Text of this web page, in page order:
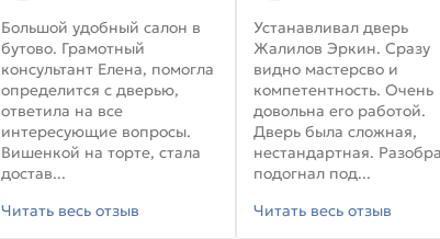
Большой удобный салон в
бутово. Грамотный
консультант Елена, помогла
определится с дверью,
ответила на все
интересующие вопросы.
Вишенкой на торте, стала
достав...
Читать весь отзыв
Устанавливал дверь
Жалилов Эркин. Сразу
видно мастерсво и
компетентность. Очень
довольна его работой.
Дверь была сложная,
нестандартная.
подогнал под...
Читать весь отзыв